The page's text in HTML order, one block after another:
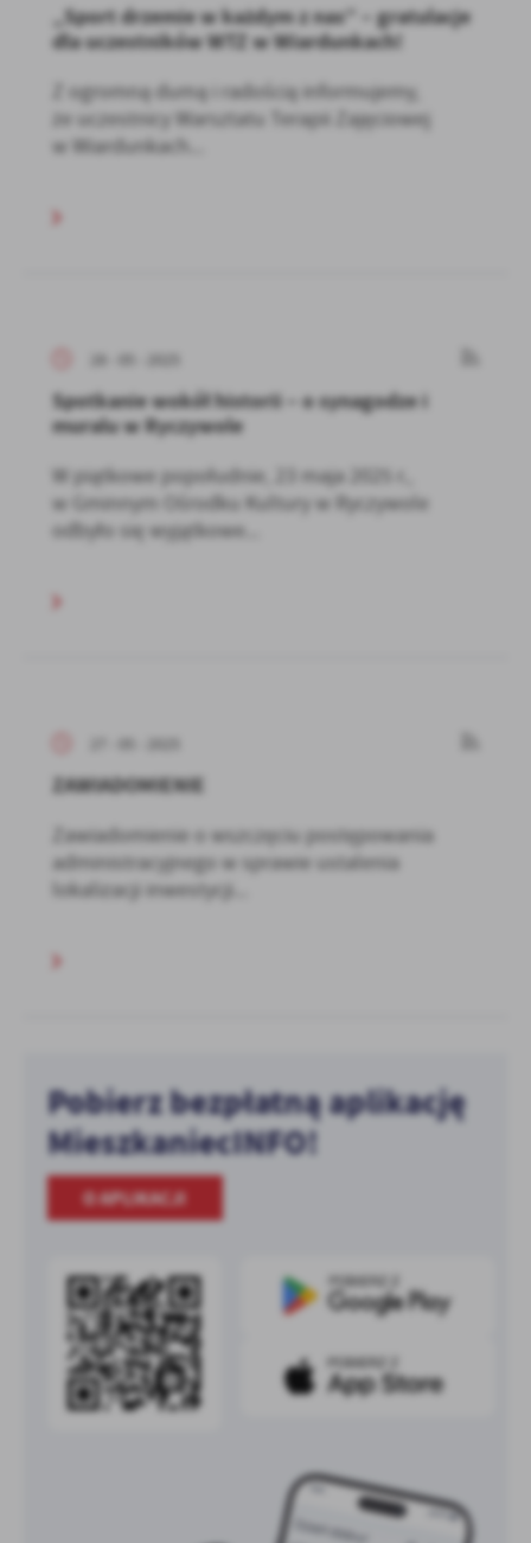
„Sport drzemie w każdym z nas” – gratulacje
dla uczestników WTZ w Wiardunkach!
Z ogromną dumą i radością informujemy,
że uczestnicy Warsztatu Terapii Zajęciowej
w Wiardunkach...
28 - 05 - 2025
Spotkanie wokół historii – o synagodze i
muralu w Ryczywole
W piątkowe popołudnie, 23 maja 2025 r.,
w Gminnym Ośrodku Kultury w Ryczywole
odbyło się wyjątkowe...
ZAWIADOMIENIE
Zawiadomienie o wszczęciu postępowania
administracyjnego w sprawie ustalenia
lokalizacji inwestycji...
Pobierz bezpłatną aplikację
MieszkaniecINFO!
O APLIKACJI